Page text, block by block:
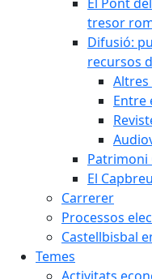
tresor
Difusió:
recursos
Entre
Patrimoni
El
Carrerer
Processos
Castellbisbal
Temes